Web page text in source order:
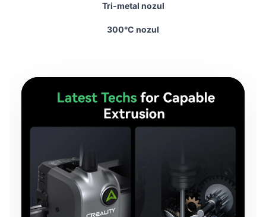
Tri‑metal nozul
300°C nozul